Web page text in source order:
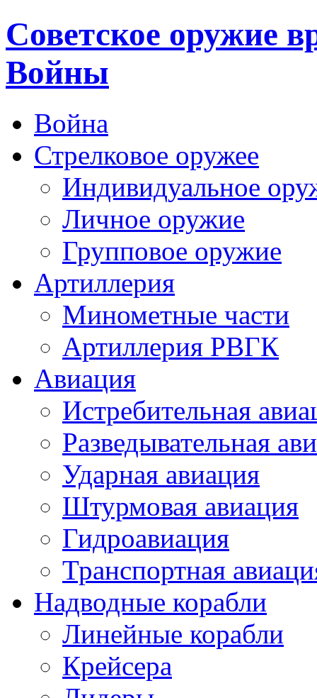
Cоветское оружие
Войны
Война
Стрелковое оружее
Индивидуальное
Личное оружие
Групповое оружие
Артиллерия
Минометные части
Артиллерия РВГК
Авиация
Истребительная
Разведывательная
Ударная авиация
Штурмовая авиация
Гидроавиация
Транспортная
Надводные корабли
Линейные корабли
Крейсера